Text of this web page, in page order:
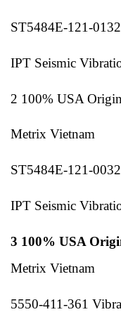
ST5484E-121-
IPT Seismic
2 100% USA Origin
Metrix Vietnam
ST5484E-121-
IPT Seismic
3 100% USA
Metrix Vietnam
5550-411-361